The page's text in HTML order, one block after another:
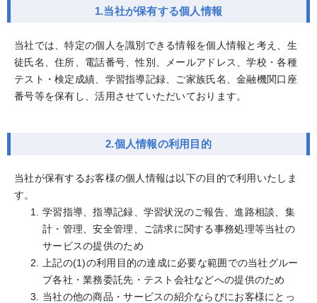
1.当社が保有する個人情報
当社では、特定の個人を識別できる情報を個人情報と考え、生
徒氏名、住所、電話番号、性別、メールアドレス、学校・各種
テスト・検定成績、学習指導記録、ご家族氏名、金融機関口座
番号等を保有し、活用させていただいております。
2.個人情報の利用目的
当社が保有するお客様の個人情報は以下の目的で利用いたしま
す。
学習指導、指導記録、学習状況のご報告、進路相談、集
計・管理、安全管理、ご請求に関する事務処理等当社の
サービスの提供のため
上記の(1)の利用目的の達成に必要な範囲での当社グルー
プ各社・業務委託先・テスト会社などへの提供のため
当社の他の商品・サービスの紹介ならびにお客様にとっ